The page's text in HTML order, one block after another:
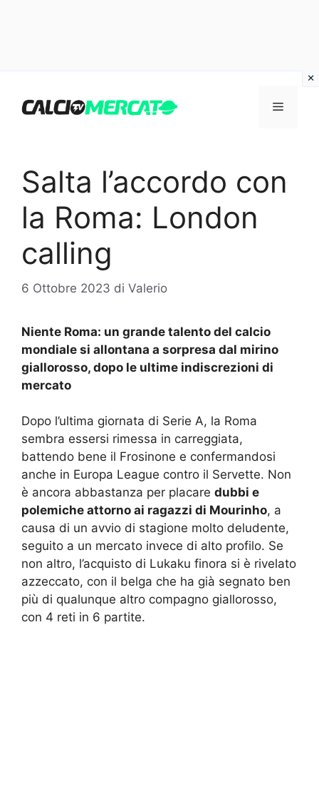
contenuto
Menu
Salta l’accordo con
la Roma: London
calling
6 Ottobre 2023 di Valerio
Niente Roma: un grande talento del calcio
mondiale si allontana a sorpresa dal mirino
giallorosso, dopo le ultime indiscrezioni di
mercato
Dopo l’ultima giornata di Serie A, la Roma
sembra essersi rimessa in carreggiata,
battendo bene il Frosinone e confermandosi
anche in Europa League contro il Servette. Non
è ancora abbastanza per placare dubbi e
polemiche attorno ai ragazzi di Mourinho, a
causa di un avvio di stagione molto deludente,
seguito a un mercato invece di alto profilo. Se
non altro, l’acquisto di Lukaku finora si è rivelato
azzeccato, con il belga che ha già segnato ben
più di qualunque altro compagno giallorosso,
con 4 reti in 6 partite.